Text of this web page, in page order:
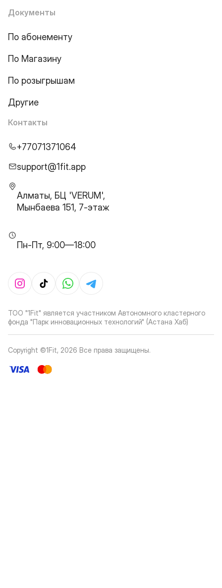
Документы
По абонементу
По Магазину
По розыгрышам
Другие
Контакты
+77071371064
support@1fit.app
Алматы, БЦ 'VERUM',
Мынбаева 151, 7-этаж
Пн-Пт, 9:00—18:00
ТОО "1Fit" является участником Автономного кластерного
фонда "Парк инновационных технологий" (Астана Хаб)
Copyright ©1Fit, 2026 Все права защищены.